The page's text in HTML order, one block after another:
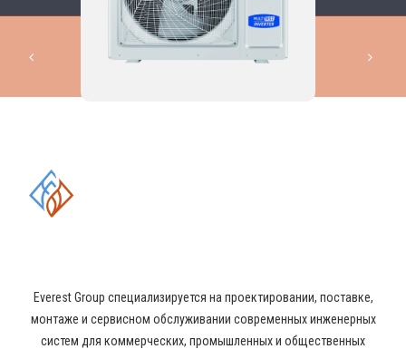
Everest Group специализируется на проектировании, поставке,
монтаже и сервисном обслуживании современных инженерных
систем для коммерческих, промышленных и общественных